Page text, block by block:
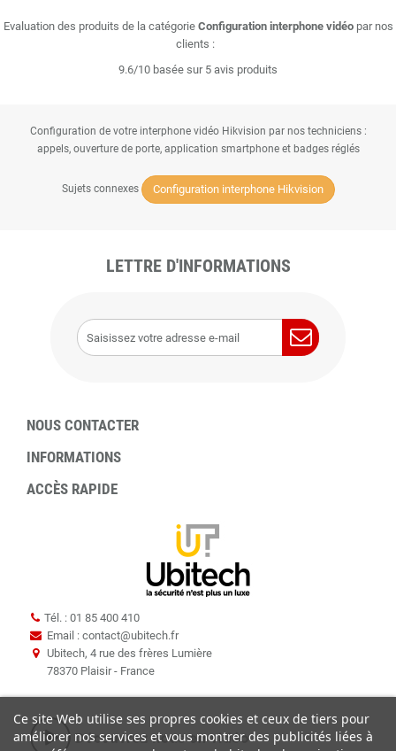
Evaluation des produits de la catégorie Configuration interphone vidéopar nos
clients :
9.6/10 basée sur 5 avis produits
Configuration de votre interphone vidéo Hikvision par nos techniciens :
appels, ouverture de porte, application smartphone et badges réglés
Sujets connexes Configuration interphone Hikvision
LETTRE D'INFORMATIONS
NOUS CONTACTER
INFORMATIONS
ACCÈS RAPIDE
Tél. : 01 85 400 410
Email : contact@ubitech.fr
Ubitech, 4 rue des frères Lumière
78370 Plaisir - France
Ce site Web utilise ses propres cookies et ceux de tiers pour
améliorer nos services et vous montrer des publicités liées à